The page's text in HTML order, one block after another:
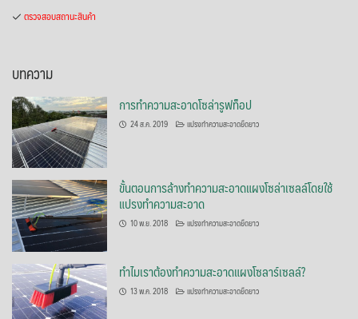
ตรวจสอบสถานะสินค้า
บทความ
การทำความสะอาดโซล่ารูฟท็อป
24 ส.ค. 2019 แปรงทำความสะอาดยืดยาว
ขั้นตอนการล้างทำความสะอาดแผงโซล่าเซลล์โดยใช้
แปรงทำความสะอาด
10 พ.ย. 2018 แปรงทำความสะอาดยืดยาว
ทำไมเราต้องทำความสะอาดแผงโซลาร์เซลล์?
13 พ.ค. 2018 แปรงทำความสะอาดยืดยาว